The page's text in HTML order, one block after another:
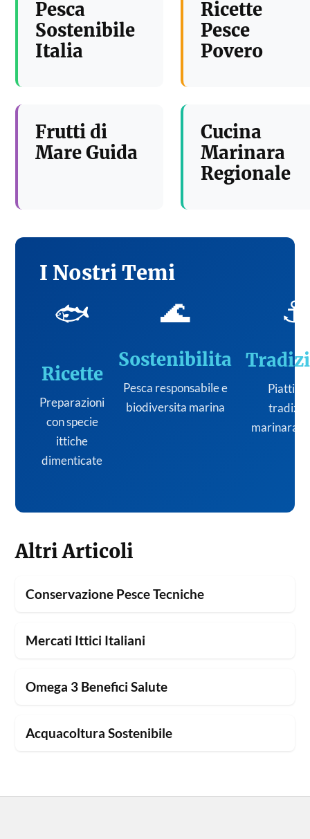
Pesca
Sostenibile
Italia
Ricette
Pesce
Povero
Frutti di
Mare Guida
Cucina
Marinara
Regionale
I Nostri Temi
🐟
Ricette
Preparazioni
con specie
ittiche
dimenticate
🌊
Sostenibilita
Pesca responsabile e
biodiversita marina
⚓
Piatti
marinara
Altri Articoli
Conservazione Pesce Tecniche
Mercati Ittici Italiani
Omega 3 Benefici Salute
Acquacoltura Sostenibile